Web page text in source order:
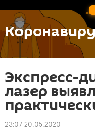
Экспресс-
лазер
23:07 20.05.2020